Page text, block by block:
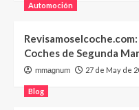
Automoción
Coches de Segunda
mmagnum 27 de May de
Blog